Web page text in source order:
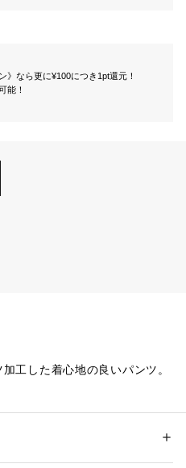
》なら更に¥100につき1pt還元！
能！
工した着心地の良いパンツ。
で、サイズ調整も可能。